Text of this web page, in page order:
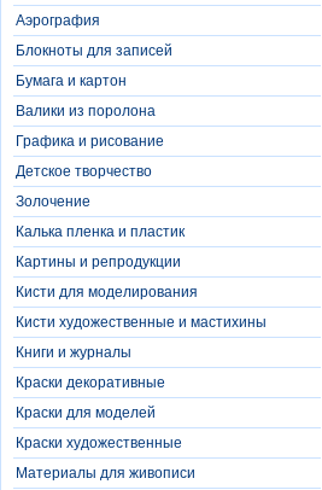
Аэрография
Блокноты для записей
Бумага и картон
Валики из поролона
Графика и рисование
Детское творчество
Золочение
Калька пленка и пластик
Картины и репродукции
Кисти для моделирования
Кисти художественные и мастихины
Книги и журналы
Краски декоративные
Краски для моделей
Краски художественные
Материалы для живописи